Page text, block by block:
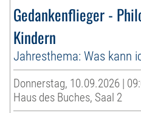
Gedankenflieger -
Kindern
Jahresthema: Was kann
Donnerstag, 10.09.2026 |
Haus des Buches, Saal 2